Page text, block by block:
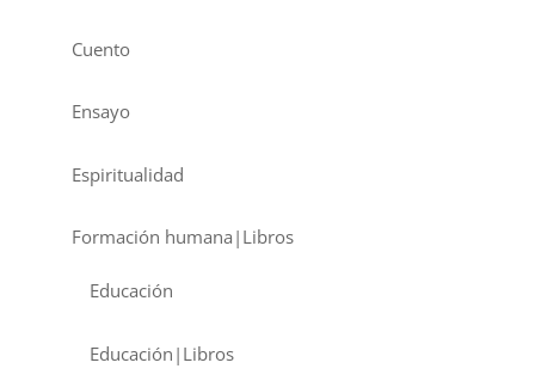
Cuento
Ensayo
Espiritualidad
Formación humana|Libros
Educación
Educación|Libros